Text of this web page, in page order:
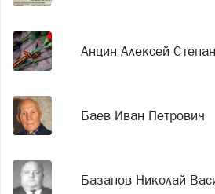
Анцин Алексей
Баев Иван Петрович
Базанов Николай